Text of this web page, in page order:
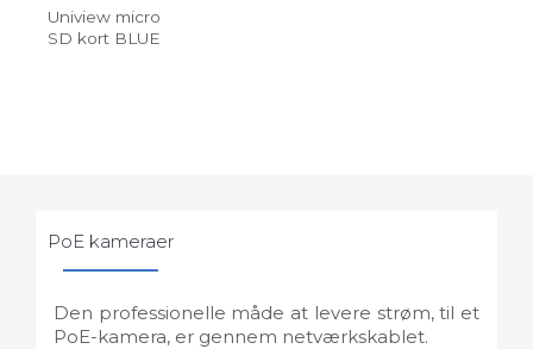
Uniview micro
SD kort BLUE
PoE kameraer
Den professionelle måde at levere strøm, til et
PoE-kamera, er gennem netværkskablet.